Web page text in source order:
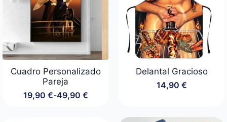
Cuadro Personalizado
Pareja
19,90 €-49,90 €
Rango
Delantal Gracioso
14,90 €